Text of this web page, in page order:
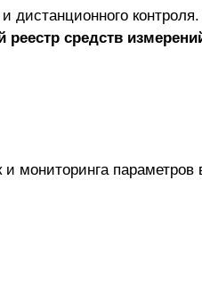
реестр средств